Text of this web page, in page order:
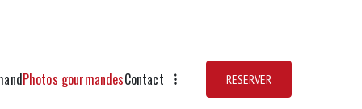
Photos gourmandesContact RESERVER